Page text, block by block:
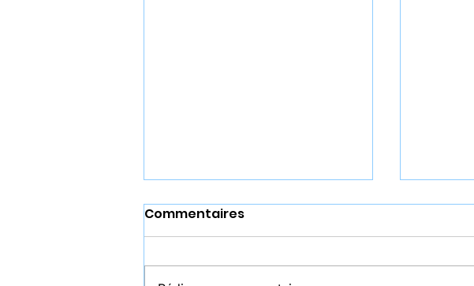
Commentaires